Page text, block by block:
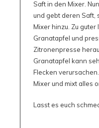
Saft in den Mixer.
und gebt deren Saft,
Mixer hinzu. Zu
Granatapfel und
Zitronenpresse
Granatapfel kann
Flecken
Mixer und mixt alles
Lasst es euch